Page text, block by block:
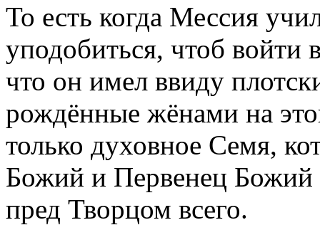
То есть когда Мессия
уподобиться, чтоб
что он имел ввиду
рождённые жёнами на
только духовное Семя,
Божий и Первенец Божий
пред Творцом всего.